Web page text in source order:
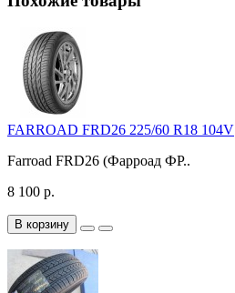
FARROAD FRD26 225/60 R18 104V
Farroad FRD26 (Фарроад ФР..
8 100 р.
В корзину